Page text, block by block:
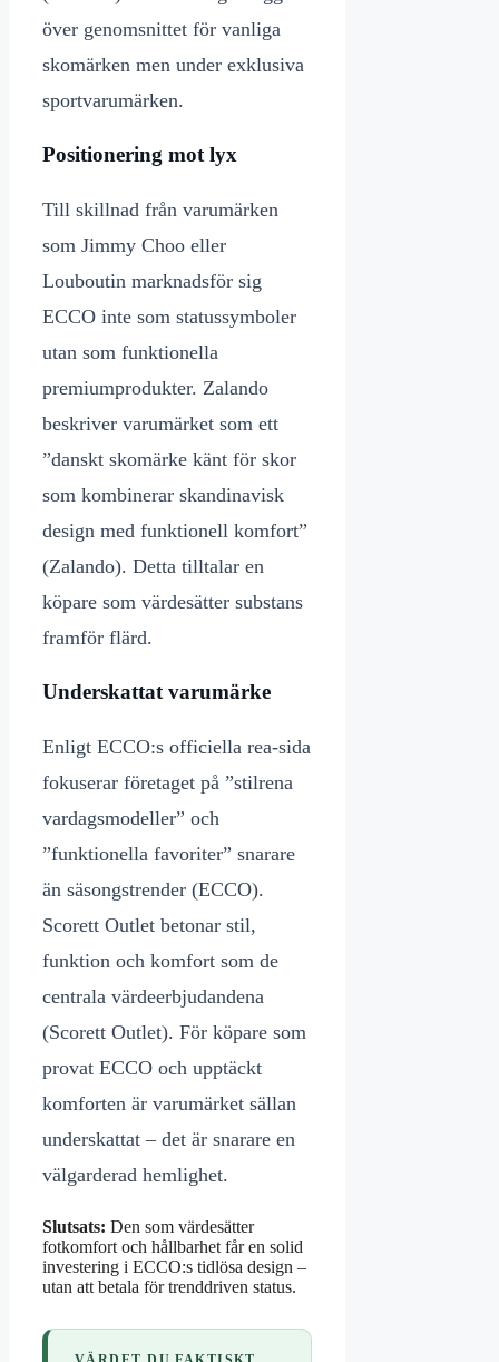
över genomsnittet för vanliga
skomärken men under exklusiva
sportvarumärken.
Positionering mot lyx
Till skillnad från varumärken
som Jimmy Choo eller
Louboutin marknadsför sig
ECCO inte som statussymboler
utan som funktionella
premiumprodukter. Zalando
beskriver varumärket som ett
”danskt skomärke känt för skor
som kombinerar skandinavisk
design med funktionell komfort”
(Zalando). Detta tilltalar en
köpare som värdesätter substans
framför flärd.
Underskattat varumärke
Enligt ECCO:s officiella rea-sida
fokuserar företaget på ”stilrena
vardagsmodeller” och
”funktionella favoriter” snarare
än säsongstrender (ECCO).
Scorett Outlet betonar stil,
funktion och komfort som de
centrala värdeerbjudandena
(Scorett Outlet). För köpare som
provat ECCO och upptäckt
komforten är varumärket sällan
underskattat – det är snarare en
välgarderad hemlighet.
Slutsats: Den som värdesätter
fotkomfort och hållbarhet får en solid
investering i ECCO:s tidlösa design –
utan att betala för trenddriven status.